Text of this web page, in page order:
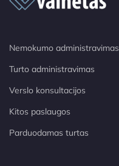
Nemokumo administravimas
Turto administravimas
Verslo konsultacijos
Kitos paslaugos
Parduodamas turtas